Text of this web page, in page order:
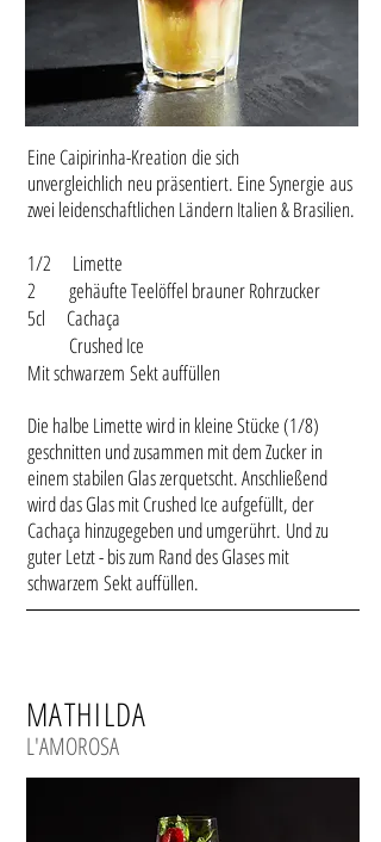
Eine Caipirinha-Kreation die sich
unvergleichlich neu präsentiert. Eine Synergie aus
zwei leidenschaftlichen Ländern Italien & Brasilien.
1/2 Limette
2 gehäufte Teelöffel brauner Rohrzucker
5cl Cachaça
Crushed Ice
Mit schwarzem Sekt auffüllen
Die halbe Limette wird in kleine Stücke (1/8)
geschnitten und zusammen mit dem Zucker in
einem stabilen Glas zerquetscht. Anschließend
wird das Glas mit Crushed Ice aufgefüllt, der
Cachaça hinzugegeben und umgerührt. Und zu
guter Letzt - bis zum Rand des Glases mit
schwarzem Sekt auffüllen.
L'AMOROSA
MATHILDA